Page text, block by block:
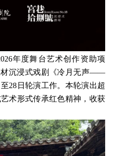
年度舞台艺术创作资助项
材沉浸式戏剧《冷月无声——
28日轮演工作。本轮演出超
术形式传承红色精神，收获